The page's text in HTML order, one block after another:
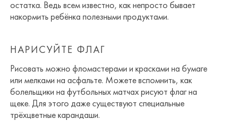
остатка. Ведь всем известно, как непросто бывает
накормить ребёнка полезными продуктами.
НАРИСУЙТЕ ФЛАГ
Рисовать можно фломастерами и красками на бумаге
или мелками на асфальте. Можете вспомнить, как
болельщики на футбольных матчах рисуют флаг на
щеке. Для этого даже существуют специальные
трёхцветные карандаши.